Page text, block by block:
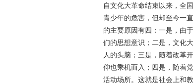
自文化大革命结束以来，全
青少年的危害，但却至今一
的主要原因有四：一是，由
们的思想意识；二是，文化
人的头脑；三是，随着改革
仰也乘机而入；四是，随着
活动场所。这就是社会上和